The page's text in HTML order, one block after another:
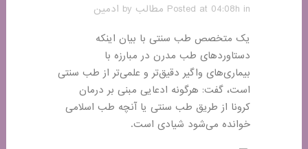
Posted at 04:08h in مطالب by ادمین
یک متخصص طب سنتی با بیان اینکه
دستاوردهای طب مدرن در مبارزه با
بیماری‌های واگیر دقیق‌تر و علمی‌تر از طب سنتی
است، گفت: هرگونه ادعایی مبنی بر درمان
کرونا از طریق طب سنتی یا آنچه طب اسلامی
خوانده می‌شود شیادی است.